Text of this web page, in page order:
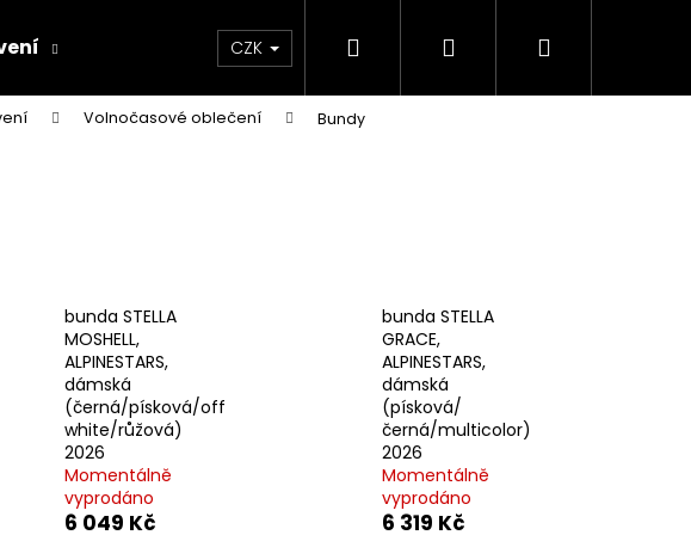
Oleje & Maziva Příslušenství Dárkové
CZK Hledat PřihlášeníNákupní
Volnočasové oblečení Bundy
bunda STELLA
MOSHELL,
ALPINESTARS,
dámská
(černá/písková/off
white/růžová)
2026
Momentálně
vyprodáno
6 049 Kč
bunda STELLA
GRACE,
ALPINESTARS,
dámská
(písková/
černá/multicolor)
2026
Momentálně
vyprodáno
6 319 Kč
Následující